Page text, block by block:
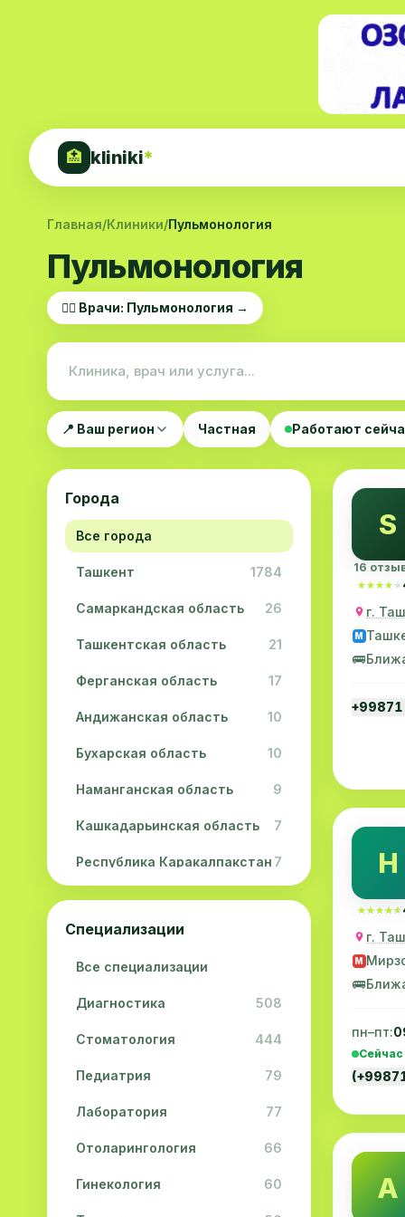
🏥 kliniki*
Главная/Клиники/Пульмонология
Пульмонология
👨‍⚕️ Врачи: Пульмонология →
📍 Ваш регион Частная Работают
Города
Все города
Ташкент 1784
Самаркандская область 26
Ташкентская область 21
Ферганская область 17
Андижанская область 10
Бухарская область 10
Наманганская область 9
Кашкадарьинская область 7
Республика Каракалпакстан 7
Навоийская область 5
Джизакская область
Сурхандарьинская область
Сырдарьинская область 2
Хорезмская область 2
Специализации
Все специализации
Диагностика 508
Стоматология 444
Педиатрия 79
Лаборатория 77
Отоларингология 66
Гинекология 60
S
16
★★★★★
★★★★★
г.
M
🚌
Н
★★★★★
★★★★★
г.
M
🚌
пн–пт:
А